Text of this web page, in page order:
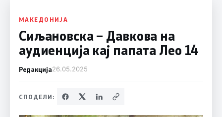
целина
МАКЕДОНИЈА
Сиљановска – Давкова на
аудиенција кај папата Лео 14
Редакција26.05.2025
СПОДЕЛИ: